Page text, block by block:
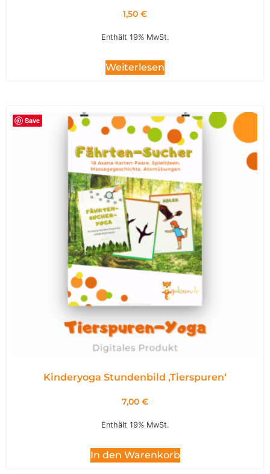
1,50 €
Enthält 19% MwSt.
Weiterlesen
Save
Kinderyoga Stundenbild ,Tierspuren‘
7,00 €
Enthält 19% MwSt.
In den Warenkorb